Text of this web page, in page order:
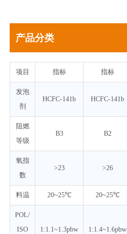
产品分类
项目 指标 指标
发泡
剂
HCFC-141b HCFC-141b
阻燃
等级
B3 B2
氧指
数
>23 >26
料温 20~25℃ 20~25℃
POL/
ISO
1:1.1~1.3pbw 1:1.4~1.6pbw